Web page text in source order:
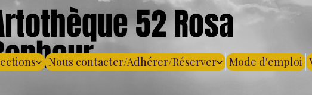
52 Rosa
Nous contacter/Adhérer/Réserver Mode d'emploi